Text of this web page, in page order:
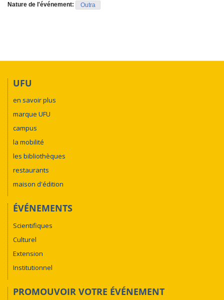
Nature de l'événement: Outra
UFU
en savoir plus
marque UFU
campus
la mobilité
les bibliothèques
restaurants
maison d'édition
ÉVÉNEMENTS
Scientifiques
Culturel
Extension
Institutionnel
PROMOUVOIR VOTRE ÉVÉNEMENT